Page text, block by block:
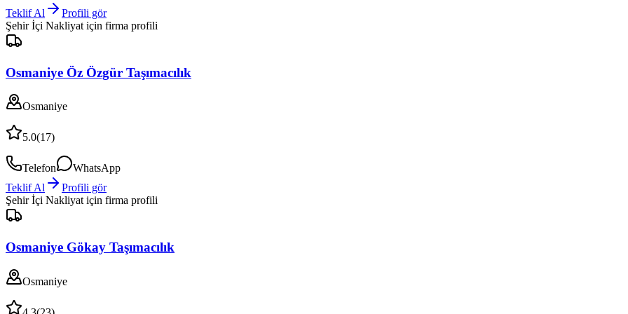
Teklif Al
Profili gör
Şehir İçi Nakliyat için firma profili
Osmaniye Öz Özgür Taşımacılık
Osmaniye
5.0(17)
Telefon
WhatsApp
Teklif Al
Profili gör
Şehir İçi Nakliyatiçin firma profili
Osmaniye Gökay Taşımacılık
Osmaniye